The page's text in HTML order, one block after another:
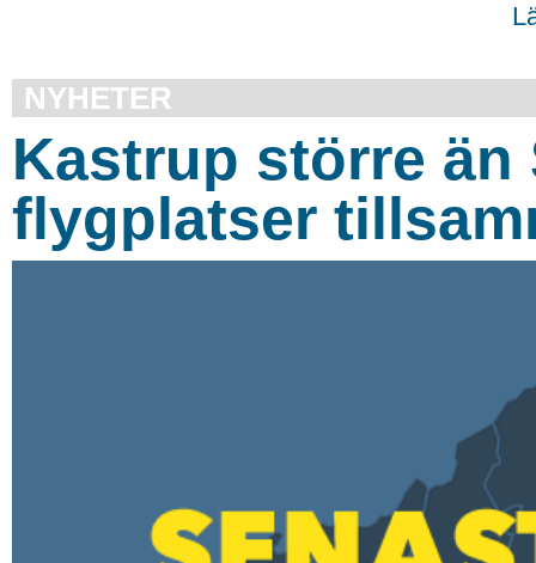
NYHETER
Kastrup större
flygplatser